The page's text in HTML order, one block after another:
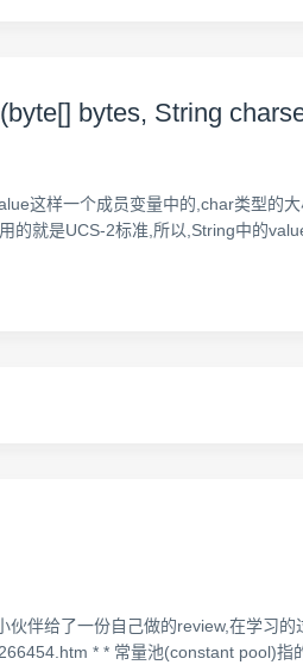
bytes, String
这样一个成员变量中的,char类型的
就是UCS-2标准,所以,String中的
伴给了一份自己做的review,在学习
* * 常量池(constant pool)指